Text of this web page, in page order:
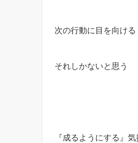
次の行動に目を向ける
それしかないと思う
『成るようにする』